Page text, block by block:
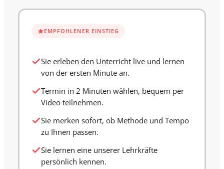
EMPFOHLENER EINSTIEG
Sie erleben den Unterricht live und lernen
von der ersten Minute an.
Termin in 2 Minuten wählen, bequem per
Video teilnehmen.
Sie merken sofort, ob Methode und Tempo
zu Ihnen passen.
Sie lernen eine unserer Lehrkräfte
persönlich kennen.